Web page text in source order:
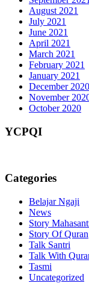
August 2021
July 2021
June 2021
April 2021
March 2021
February 2021
January 2021
December 2020
November
October 2020
YCPQI
Categories
Belajar Ngaji
News
Story
Story Of Quran
Talk Santri
Talk With
Tasmi
Uncategorized